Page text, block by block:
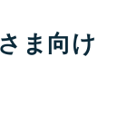
ま向け